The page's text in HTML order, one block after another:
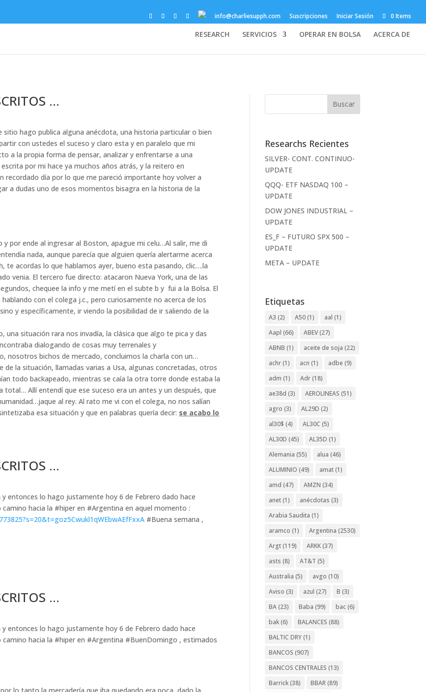
info@charliesupph.com Suscripciones Iniciar Sesión 0 Items
RESEARCH SERVICIOS OPERAR EN BOLSA ACERCA DE
…
hago publica alguna anécdota, una historia particular o bien
con ustedes el suceso y claro esta y en paralelo que mi
a la propia forma de pensar, analizar y enfrentarse a una
por mi hace ya muchos años atrás, y la reitero en
recordado día por lo que me pareció importante hoy volver a
a dudas uno de esos momentos bisagra en la historia de la
por ende al ingresar al Boston, apague mi celu…Al salir, me di
nada, aunque parecía que alguien quería alertarme acerca
te acordas lo que hablamos ayer, bueno esta pasando, clic….la
venia. El tercero fue directo: atacaron Nueva York, una de las
chequee la info y me metí en el subte b y fui a la Bolsa. El
con el colega j.c., pero curiosamente no acerca de los
y específicamente, ir viendo la posibilidad de ir saliendo de la
situación rara nos invadía, la clásica que algo te pica y das
dialogando de cosas muy terrenales y
nosotros bichos de mercado, concluimos la charla con un…
de la situación, llamadas varias a Usa, algunas concretadas, otros
todo backapeado, mientras se caía la otra torre donde estaba la
Allí entendí que ese suceso era un antes y un después, que
al rey. Al rato me vi con el colega, no nos salían
esa situación y que en palabras quería decir: se acabo lo
…
entonces lo hago justamente hoy 6 de Febrero dado hace
hacia la #hiper en #Argentina en aquel momento :
#Buena semana ,
…
entonces lo hago justamente hoy 6 de Febrero dado hace
hacia la #hiper en #Argentina #BuenDomingo , estimados
lo tanto la mercadería que iba quedando era poca, dado la
Researchs Recientes
SILVER- CONT. CONTINUO-
UPDATE
QQQ- ETF NASDAQ 100 –
UPDATE
DOW JONES INDUSTRIAL –
UPDATE
ES_F – FUTURO SPX 500 –
UPDATE
META – UPDATE
Etiquetas
A3 (2) A50 (1) aal (1)
Aapl (66) ABEV (27)
ABNB (1) aceite de soja (22)
achr (1) acn (1) adbe (9)
adm (1) Adr (18)
ae38d (3) AEROLINEAS (51)
agro (3) AL29D (2)
al30$ (4) AL30C (5)
AL30D (45) AL35D (1)
Alemania (55) alua (46)
ALUMINIO (49) amat (1)
amd (47) AMZN (34)
anet (1) anécdotas (3)
Arabia Saudita (1)
aramco (1) Argentina (2530)
Argt (119) ARKK (37)
asts (8) AT&T (5)
Australia (5) avgo (10)
Aviso (3) azul (27) B (3)
BA (23) Baba (99) bac (6)
bak (6) BALANCES (88)
BALTIC DRY (1)
BANCOS (907)
BANCOS CENTRALES (13)
Barrick (38) BBAR (89)